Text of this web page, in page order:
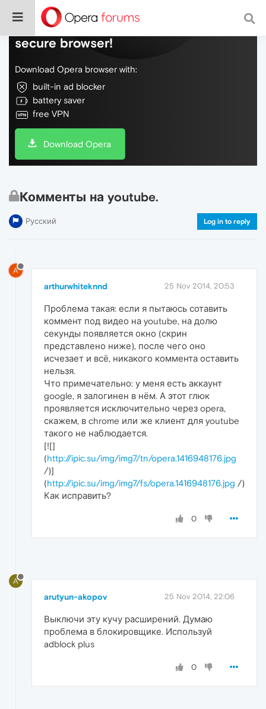
Do more on the web, with a fast and
secure browser!
Download Opera browser with:
built-in ad blocker
battery saver
free VPN
Download Opera
Комменты на youtube.
Русский Log in to reply
A
arthurwhiteknnd 25 Nov 2014, 20:53
Проблема такая: если я пытаюсь сотавить
коммент под видео на youtube, на долю
секунды появляется окно (скрин
представлено ниже), после чего оно
исчезает и всё, никакого коммента оставить
нельзя.
Что примечательно: у меня есть аккаунт
google, я залогинен в нём. А этот глюк
проявляется исключительно через opera,
скажем, в chrome или же клиент для youtube
такого не наблюдается.
[![]
(http://ipic.su/img/img7/tn/opera.1416948176.jpg
/)]
(http://ipic.su/img/img7/fs/opera.1416948176.jpg /)
Как исправить?
0
A
arutyun-akopov 25 Nov 2014, 22:06
Выключи эту кучу расширений. Думаю
проблема в блокировщике. Используй
adblock plus
0